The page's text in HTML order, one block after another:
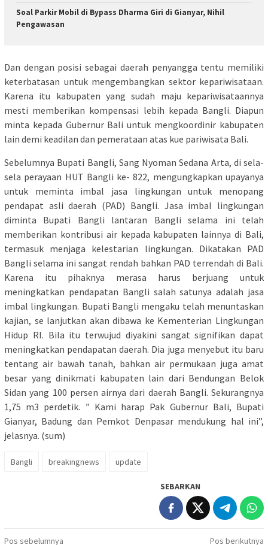
Soal Parkir Mobil di Bypass Dharma Giri di Gianyar, Nihil
Pengawasan
Dan dengan posisi sebagai daerah penyangga tentu memiliki
keterbatasan untuk mengembangkan sektor kepariwisataan.
Karena itu kabupaten yang sudah maju kepariwisataannya
mesti memberikan kompensasi lebih kepada Bangli. Diapun
minta kepada Gubernur Bali untuk mengkoordinir kabupaten
lain demi keadilan dan pemerataan atas kue pariwisata Bali.
Sebelumnya Bupati Bangli, Sang Nyoman Sedana Arta, di sela-
sela perayaan HUT Bangli ke- 822, mengungkapkan upayanya
untuk meminta imbal jasa lingkungan untuk menopang
pendapat asli daerah (PAD) Bangli. Jasa imbal lingkungan
diminta Bupati Bangli lantaran Bangli selama ini telah
memberikan kontribusi air kepada kabupaten lainnya di Bali,
termasuk menjaga kelestarian lingkungan. Dikatakan PAD
Bangli selama ini sangat rendah bahkan PAD terrendah di Bali.
Karena itu pihaknya merasa harus berjuang untuk
meningkatkan pendapatan Bangli salah satunya adalah jasa
imbal lingkungan. Bupati Bangli mengaku telah menuntaskan
kajian, se lanjutkan akan dibawa ke Kementerian Lingkungan
Hidup RI. Bila itu terwujud diyakini sangat signifikan dapat
meningkatkan pendapatan daerah. Dia juga menyebut itu baru
tentang air bawah tanah, bahkan air permukaan juga amat
besar yang dinikmati kabupaten lain dari Bendungan Belok
Sidan yang 100 persen airnya dari daerah Bangli. Sekurangnya
1,75 m3 perdetik. ” Kami harap Pak Gubernur Bali, Bupati
Gianyar, Badung dan Pemkot Denpasar mendukung hal ini”,
jelasnya. (sum)
Bangli breakingnews update
SEBARKAN
Pos sebelumnya Pos berikutnya